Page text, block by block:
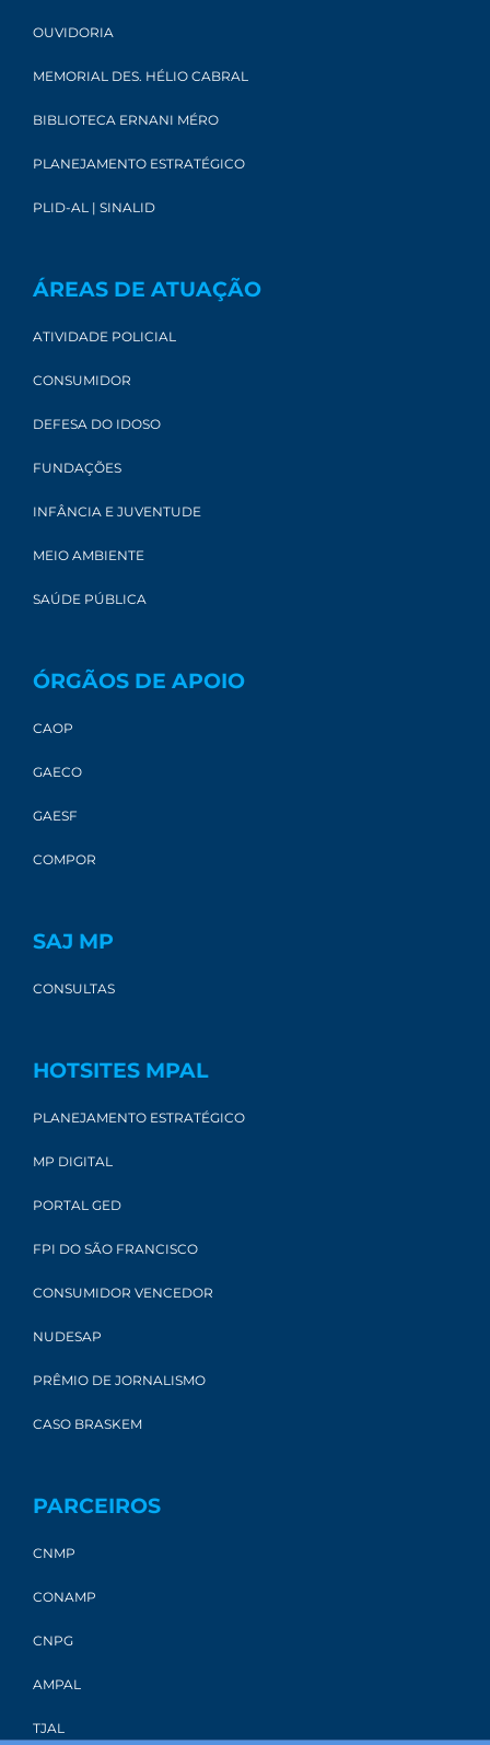
OUVIDORIA
MEMORIAL DES. HÉLIO CABRAL
BIBLIOTECA ERNANI MÉRO
PLANEJAMENTO ESTRATÉGICO
PLID-AL | SINALID
ÁREAS DE ATUAÇÃO
ATIVIDADE POLICIAL
CONSUMIDOR
DEFESA DO IDOSO
FUNDAÇÕES
INFÂNCIA E JUVENTUDE
MEIO AMBIENTE
SAÚDE PÚBLICA
ÓRGÃOS DE APOIO
CAOP
GAECO
GAESF
COMPOR
SAJ MP
CONSULTAS
HOTSITES MPAL
PLANEJAMENTO ESTRATÉGICO
MP DIGITAL
PORTAL GED
FPI DO SÃO FRANCISCO
CONSUMIDOR VENCEDOR
NUDESAP
PRÊMIO DE JORNALISMO
CASO BRASKEM
PARCEIROS
CNMP
CONAMP
CNPG
AMPAL
TJAL